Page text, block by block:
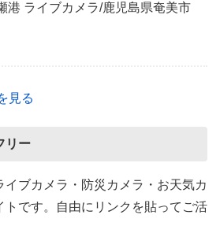
港 ライブカメラ/鹿児島県奄美市
見る
リー
イブカメラ・防災カメラ・お天気カ
トです。自由にリンクを貼ってご活